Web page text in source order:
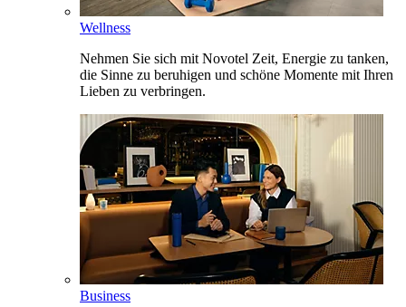
Wellness
Nehmen Sie sich mit Novotel Zeit, Energie zu tanken,
die Sinne zu beruhigen und schöne Momente mit Ihren
Lieben zu verbringen.
Business